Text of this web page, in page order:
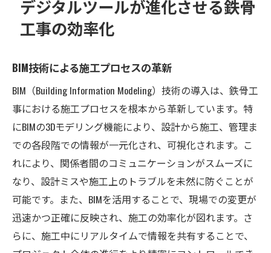
デジタルツールが進化させる鉄骨
工事の効率化
BIM技術による施工プロセスの革新
BIM（Building Information Modeling）技術の導入は、鉄骨工
事における施工プロセスを根本から革新しています。特
にBIMの3Dモデリング機能により、設計から施工、管理ま
での各段階での情報が一元化され、可視化されます。こ
れにより、関係者間のコミュニケーションがスムーズに
なり、設計ミスや施工上のトラブルを未然に防ぐことが
可能です。また、BIMを活用することで、現場での変更が
迅速かつ正確に反映され、施工の効率化が図れます。さ
らに、施工中にリアルタイムで情報を共有することで、